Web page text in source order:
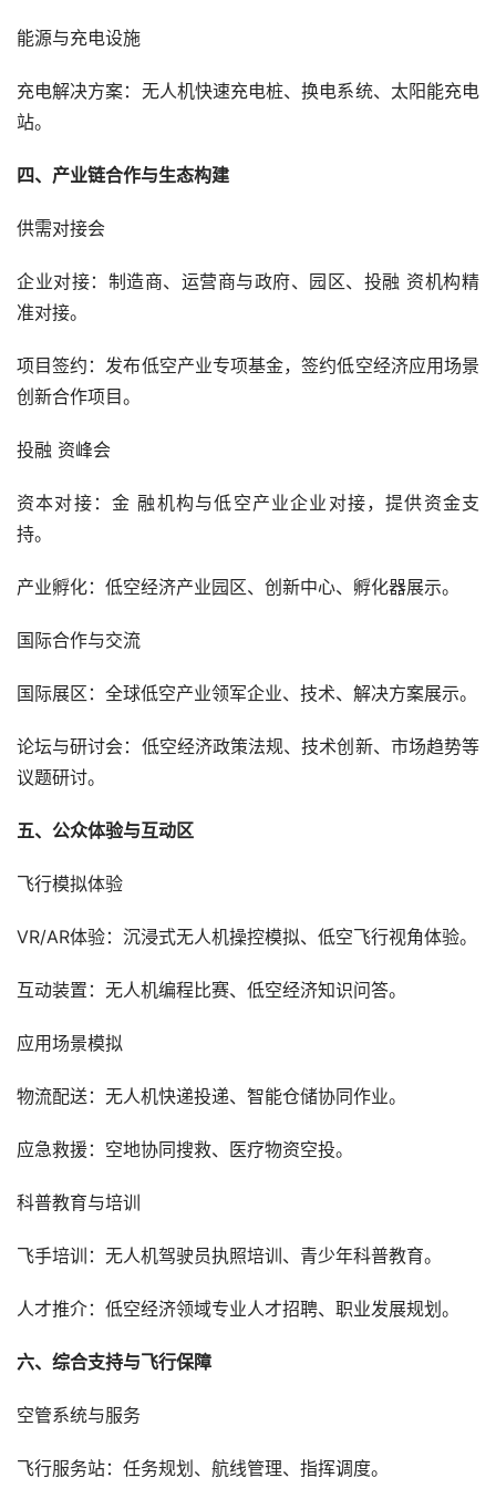
能源与充电设施
充电解决方案：无人机快速充电桩、换电系统、太阳能充电
站。
四、产业链合作与生态构建
供需对接会
企业对接：制造商、运营商与政府、园区、投融 资机构精
准对接。
项目签约：发布低空产业专项基金，签约低空经济应用场景
创新合作项目。
投融 资峰会
资本对接：金 融机构与低空产业企业对接，提供资金支
持。
产业孵化：低空经济产业园区、创新中心、孵化器展示。
国际合作与交流
国际展区：全球低空产业领军企业、技术、解决方案展示。
论坛与研讨会：低空经济政策法规、技术创新、市场趋势等
议题研讨。
五、公众体验与互动区
飞行模拟体验
VR/AR体验：沉浸式无人机操控模拟、低空飞行视角体验。
互动装置：无人机编程比赛、低空经济知识问答。
应用场景模拟
物流配送：无人机快递投递、智能仓储协同作业。
应急救援：空地协同搜救、医疗物资空投。
科普教育与培训
飞手培训：无人机驾驶员执照培训、青少年科普教育。
人才推介：低空经济领域专业人才招聘、职业发展规划。
六、综合支持与飞行保障
空管系统与服务
飞行服务站：任务规划、航线管理、指挥调度。